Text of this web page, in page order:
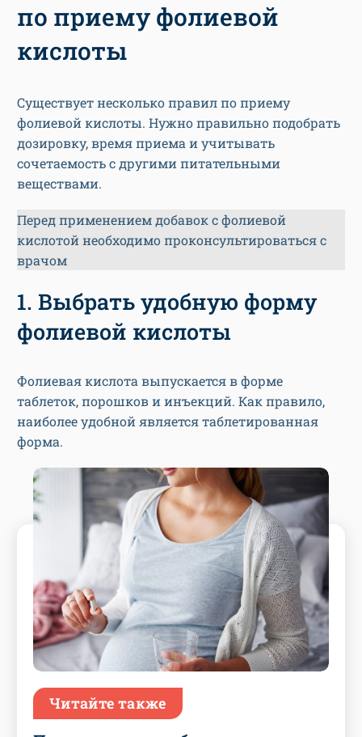
по приему фолиевой
кислоты
Существует несколько правил по приему
фолиевой кислоты. Нужно правильно подобрать
дозировку, время приема и учитывать
сочетаемость с другими питательными
веществами.
Перед применением добавок с фолиевой
кислотой необходимо проконсультироваться с
врачом
1. Выбрать удобную форму
фолиевой кислоты
Фолиевая кислота выпускается в форме
таблеток, порошков и инъекций. Как правило,
наиболее удобной является таблетированная
форма.
Читайте также